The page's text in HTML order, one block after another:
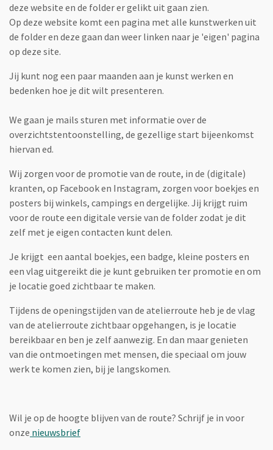
deze website en de folder er gelikt uit gaan zien.
Op deze website komt een pagina met alle kunstwerken uit
de folder en deze gaan dan weer linken naar je 'eigen' pagina
op deze site.
Jij kunt nog een paar maanden aan je kunst werken en
bedenken hoe je dit wilt presenteren.
We gaan je mails sturen met informatie over de
overzichtstentoonstelling, de gezellige start bijeenkomst
hiervan ed.
Wij zorgen voor de promotie van de route, in de (digitale)
kranten, op Facebook en Instagram, zorgen voor boekjes en
posters bij winkels, campings en dergelijke. Jij krijgt ruim
voor de route een digitale versie van de folder zodat je dit
zelf met je eigen contacten kunt delen.
Je krijgt een aantal boekjes, een badge, kleine posters en
een vlag uitgereikt die je kunt gebruiken ter promotie en om
je locatie goed zichtbaar te maken.
Tijdens de openingstijden van de atelierroute heb je de vlag
van de atelierroute zichtbaar opgehangen, is je locatie
bereikbaar en ben je zelf aanwezig. En dan maar genieten
van die ontmoetingen met mensen, die speciaal om jouw
werk te komen zien, bij je langskomen.
Wil je op de hoogte blijven van de route? Schrijf je in voor
onze nieuwsbrief